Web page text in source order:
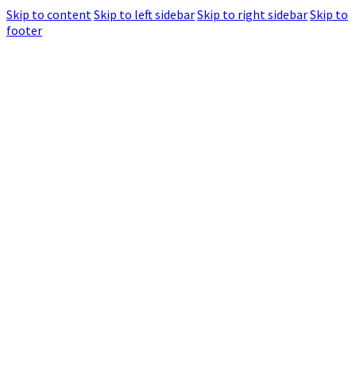
Skip to contentSkip to left sidebarSkip to right sidebarSkip to
footer